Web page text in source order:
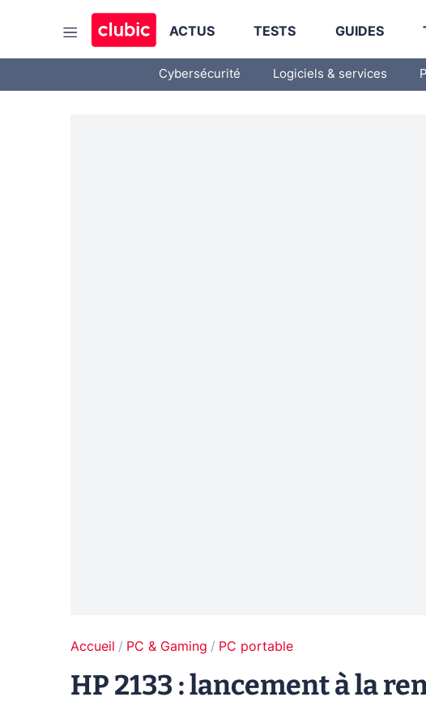
ACTUS TESTS GUIDES
Cybersécurité Logiciels & services
Accueil PC & Gaming PC portable
HP 2133 : lancement à la